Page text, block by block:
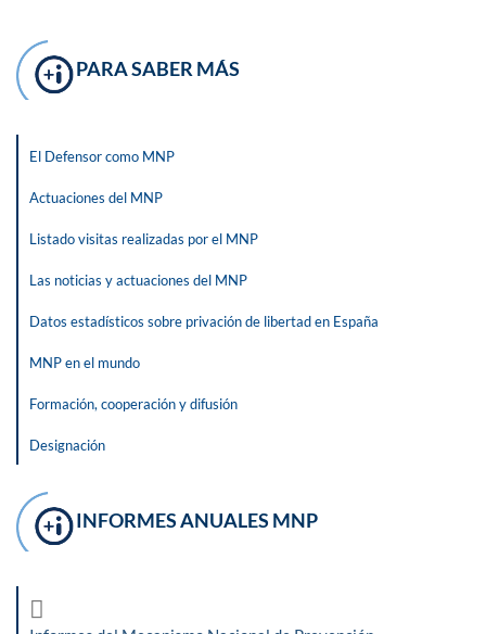
PARA SABER MÁS
El Defensor como MNP
Actuaciones del MNP
Listado visitas realizadas por el MNP
Las noticias y actuaciones del MNP
Datos estadísticos sobre privación de libertad en España
MNP en el mundo
Formación, cooperación y difusión
Designación
INFORMES ANUALES MNP